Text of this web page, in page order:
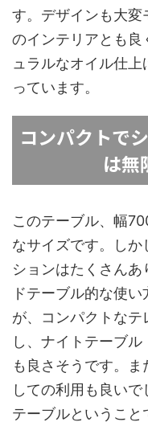
す。デザインも大変
のインテリアとも良
ュラルなオイル仕
っています。
コンパクトで
は無
このテーブル、幅
なサイズです。し
ションはたくさん
ドテーブル的な使
が、コンパクトな
し、ナイトテーブ
も良さそうです。ま
しての利用も良いで
テーブルというこ